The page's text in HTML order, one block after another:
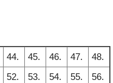
44. 45. 46. 47.
48.
52. 53. 54. 55.
56.